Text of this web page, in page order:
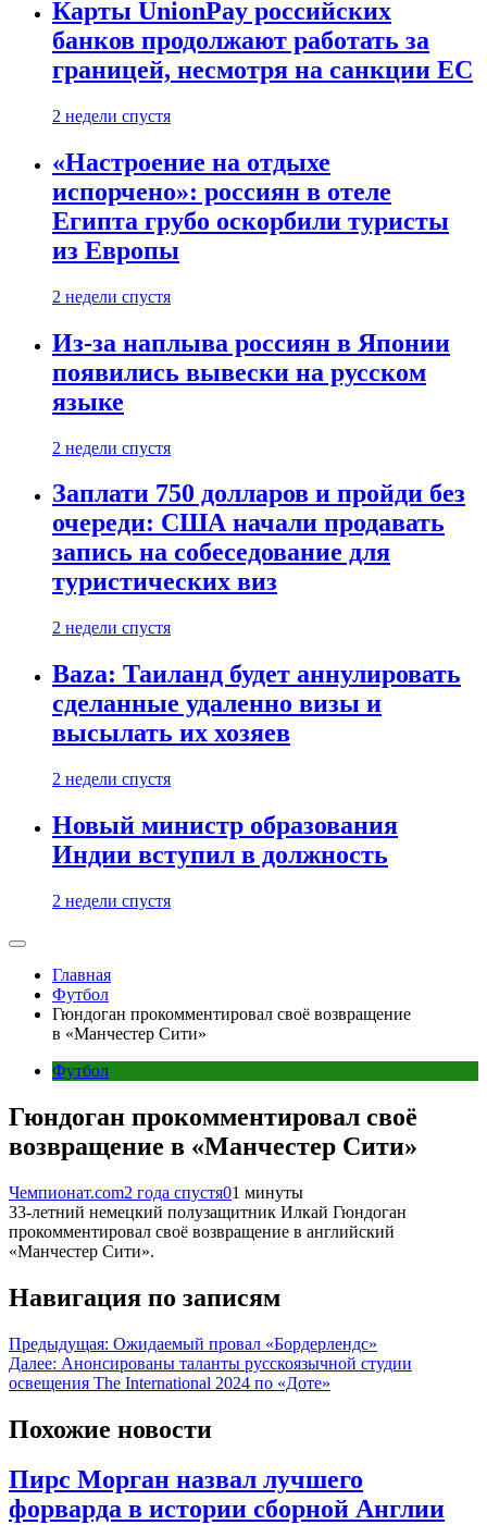
Карты UnionPay российских
банков продолжают работать за
границей, несмотря на санкции ЕС
2 недели спустя
«Настроение на отдыхе
испорчено»: россиян в отеле
Египта грубо оскорбили туристы
из Европы
2 недели спустя
Из-за наплыва россиян в Японии
появились вывески на русском
языке
2 недели спустя
Заплати 750 долларов и пройди без
очереди: США начали продавать
запись на собеседование для
туристических виз
2 недели спустя
Baza: Таиланд будет аннулировать
сделанные удаленно визы и
высылать их хозяев
2 недели спустя
Новый министр образования
Индии вступил в должность
2 недели спустя
Главная
Футбол
Гюндоган прокомментировал своё возвращение
в «Манчестер Сити»
Футбол
Гюндоган прокомментировал своё
возвращение в «Манчестер Сити»
Чемпионат.com2 года спустя01 минуты
33-летний немецкий полузащитник Илкай Гюндоган
прокомментировал своё возвращение в английский
«Манчестер Сити».
Навигация по записям
Предыдущая: Ожидаемый провал «Бордерлендс»
Далее: Анонсированы таланты русскоязычной студии
освещения The International 2024 по «Доте»
Похожие новости
Пирс Морган назвал лучшего
форварда в истории сборной Англии